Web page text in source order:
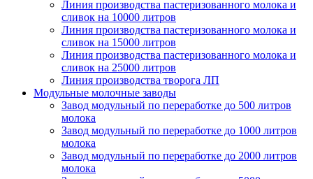
Линия производства пастеризованного молока и
сливок на 10000 литров
Линия производства пастеризованного молока и
сливок на 15000 литров
Линия производства пастеризованного молока и
сливок на 25000 литров
Линия производства творога ЛП
Модульные молочные заводы
Завод модульный по переработке до 500 литров
молока
Завод модульный по переработке до 1000 литров
молока
Завод модульный по переработке до 2000 литров
молока